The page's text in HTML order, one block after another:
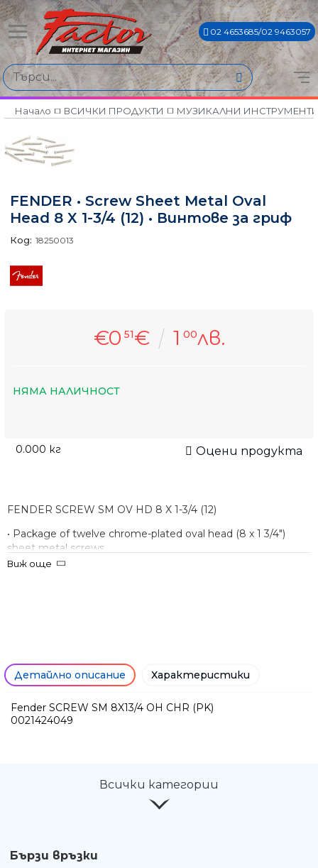
02 4653685/02 9463057
Начало ВСИЧКИ ПРОДУКТИ МУЗИКАЛНИ
FENDER • Screw Sheet Metal Oval
Head 8 X 1-3/4 (12) • Винтове за гриф
Код: 18250013
€0 51€ 1 00лв.
НЯМА НАЛИЧНОСТ
0.000 кг Оцени продукта
FENDER SCREW SM OV HD 8 X 1-3/4 (12)
• Package of twelve chrome-plated oval head (8 x 1 3/4")
sheet metal screws
• Used for neck plate mounting on most American Standard,
Виж още
Детайлно описание Характеристики
Fender SCREW SM 8X13/4 OH CHR (PK)
0021424049
Всички категории
Бързи връзки